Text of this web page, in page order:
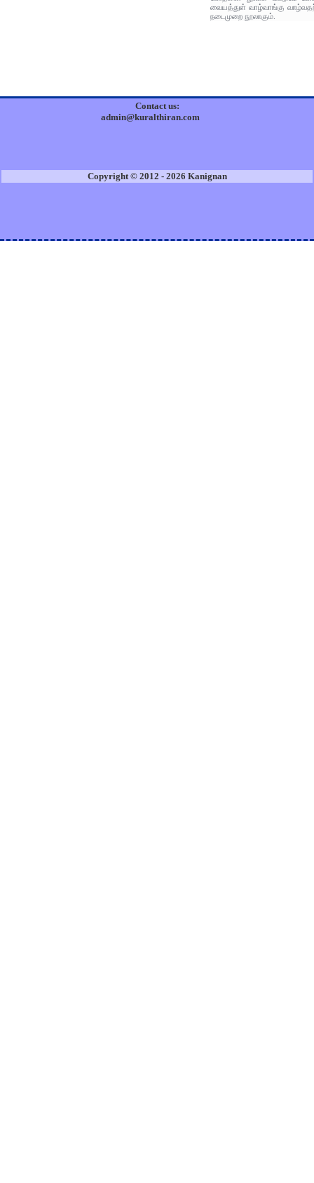
வையத்துள் வாழ்வாங்கு
நடைமுறை நூலாகும்.
Contact us:
admin@kuralthiran.com
Copyright © 2012 - 2026 Kanignan